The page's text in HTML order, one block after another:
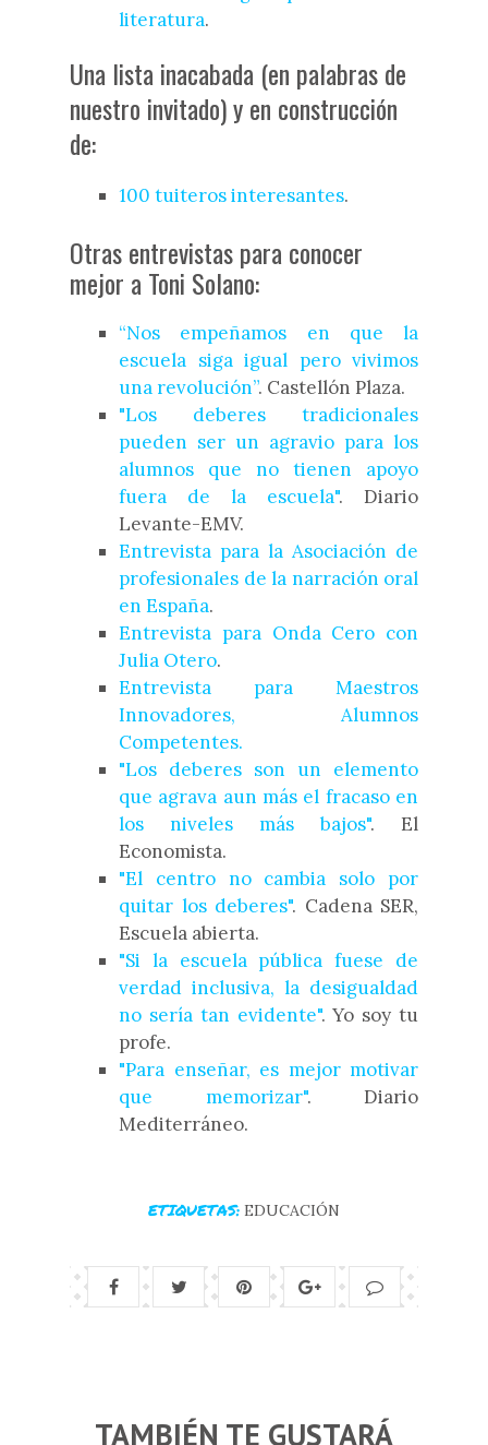
literatura.
Una lista inacabada (en palabras de
nuestro invitado) y en construcción
de:
100 tuiteros interesantes.
Otras entrevistas para conocer
mejor a Toni Solano:
“Nos empeñamos en que la
escuela siga igual pero vivimos
una revolución”. Castellón Plaza.
"Los deberes tradicionales
pueden ser un agravio para los
alumnos que no tienen apoyo
fuera de la escuela". Diario
Levante-EMV.
Entrevista para la Asociación de
profesionales de la narración oral
en España.
Entrevista para Onda Cero con
Julia Otero.
Entrevista para Maestros
Innovadores, Alumnos
Competentes.
"Los deberes son un elemento
que agrava aun más el fracaso en
los niveles más bajos". El
Economista.
"El centro no cambia solo por
quitar los deberes". Cadena SER,
Escuela abierta.
"Si la escuela pública fuese de
verdad inclusiva, la desigualdad
no sería tan evidente". Yo soy tu
profe.
"Para enseñar, es mejor motivar
que memorizar". Diario
Mediterráneo.
ETIQUETAS: EDUCACIÓN
TAMBIÉN TE GUSTARÁ